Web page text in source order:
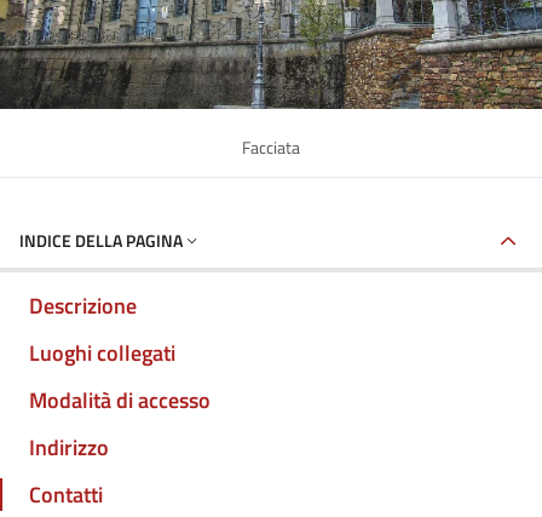
Facciata
INDICE DELLA PAGINA
Descrizione
Luoghi collegati
Modalità di accesso
Indirizzo
Contatti